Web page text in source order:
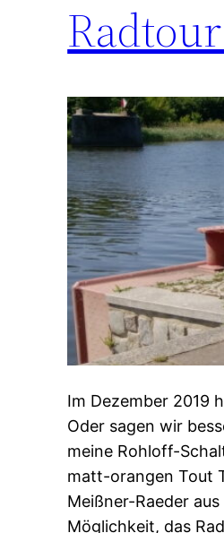
Im Dezember 2019
Oder sagen wir
meine Rohloff-
matt-orangen Tout
Meißner-Raeder
Möglichkeit, das